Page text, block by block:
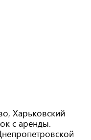
Харьковский
с аренды.